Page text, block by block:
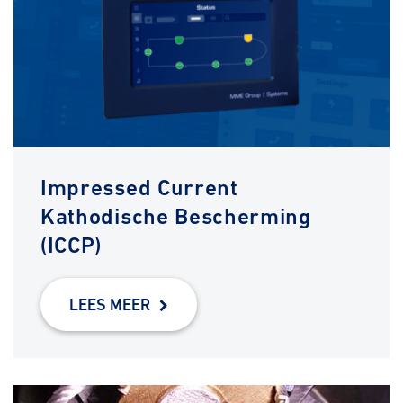
Impressed Current
Kathodische Bescherming
(ICCP)
LEES MEER